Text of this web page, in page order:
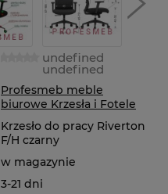
undefined
undefined
Profesmeb meble
biurowe Krzesła i Fotele
Krzesło do pracy Riverton
F/H czarny
w magazynie
3-21 dni